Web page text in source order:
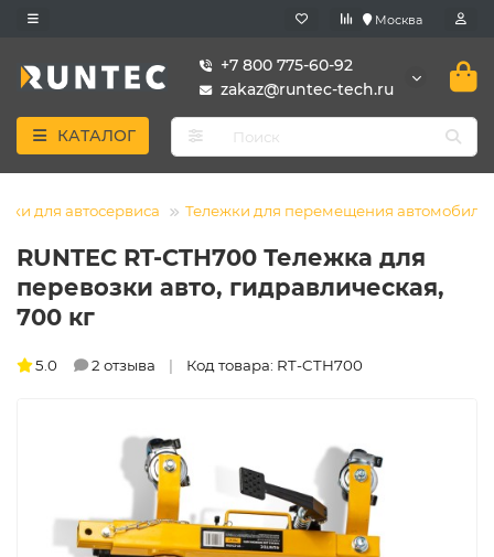
Москва
+7 800 775-60-92
zakaz@runtec-tech.ru
КАТАЛОГ
для автосервиса Тележки для перемещения
RUNTEC RT-CTH700 Тележка для
перевозки авто, гидравлическая,
700 кг
5.0 2 отзыва Код товара: RT-CTH700